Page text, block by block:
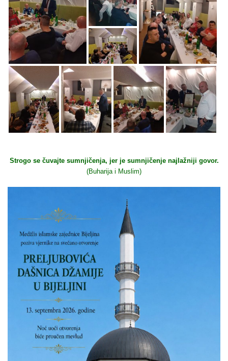
Strogo se čuvajte sumnjičenja, jer je sumnjičenje najlažniji govor.
(Buharija i Muslim)